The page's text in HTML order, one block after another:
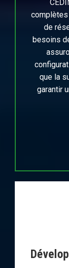
complètes
de
besoins
que la
garantir